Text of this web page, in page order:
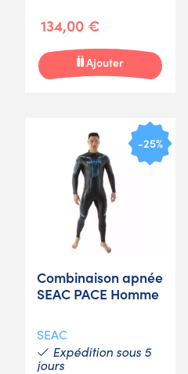
134,00 €
Ajouter
-25%
Combinaison apnée
SEAC PACE Homme
SEAC
Expédition sous 5
jours